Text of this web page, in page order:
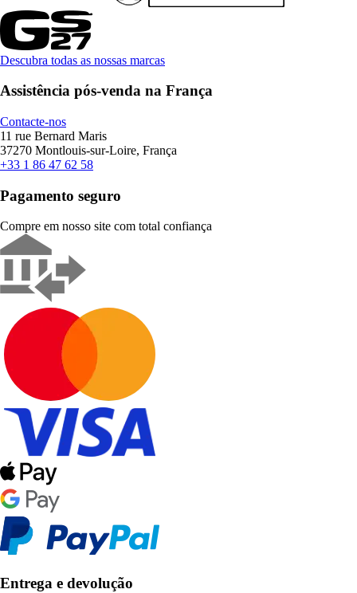
Descubra todas as nossas marcas
Assistência pós-venda na França
Contacte-nos
11 rue Bernard Maris
37270 Montlouis-sur-Loire, França
+33 1 86 47 62 58
Pagamento seguro
Compre em nosso site com total confiança
Entrega e devolução